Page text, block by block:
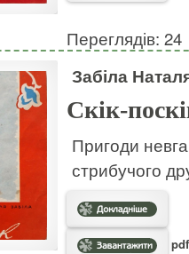
Переглядів: 24
Забіла
Скік-
Пригоди
стрибучого